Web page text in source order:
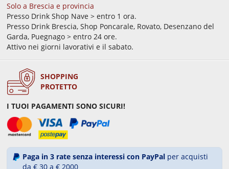
Solo a Brescia e provincia
Presso Drink Shop Nave > entro 1 ora.
Presso Drink Brescia, Shop Poncarale, Rovato, Desenzano del
Garda, Puegnago > entro 24 ore.
Attivo nei giorni lavorativi e il sabato.
SHOPPING
PROTETTO
I TUOI PAGAMENTI SONO SICURI!
Paga in 3 rate senza interessi con PayPal per acquisti
da € 30 a € 2000